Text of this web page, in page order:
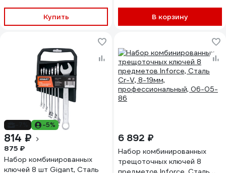
Купить В корзину
-5%
814 ₽
875 ₽
Набор комбинированных
ключей 8 шт Gigant, Сталь
6 892 ₽
Набор комбинированных
трещоточных ключей 8